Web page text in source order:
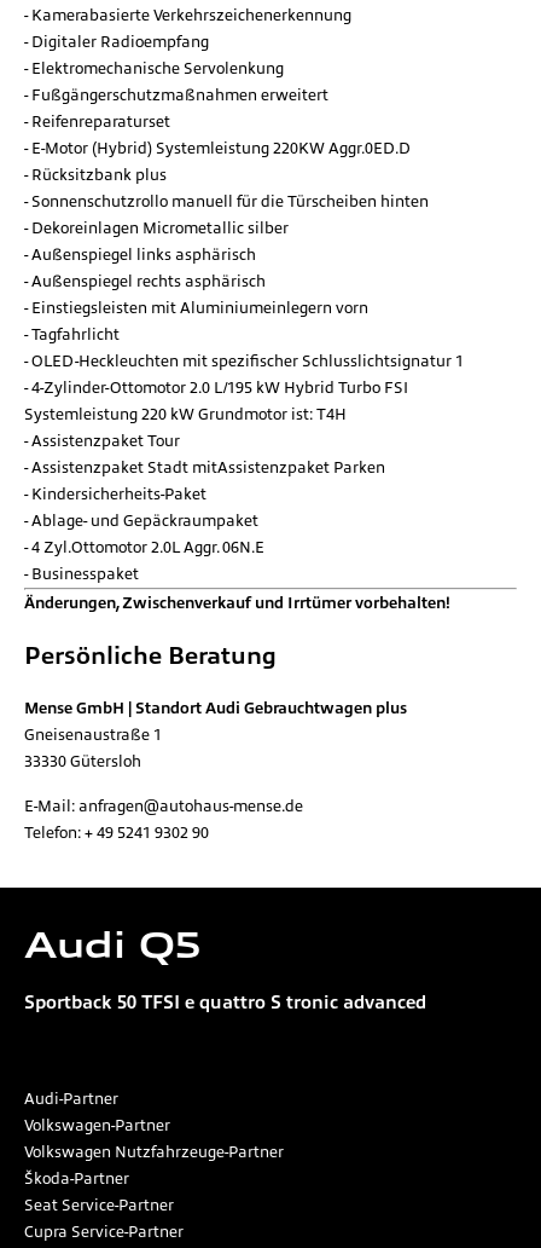
Kamerabasierte Verkehrszeichenerkennung
Digitaler Radioempfang
Elektromechanische Servolenkung
Fußgängerschutzmaßnahmen erweitert
Reifenreparaturset
E-Motor (Hybrid) Systemleistung 220KW Aggr.0ED.D
Rücksitzbank plus
Sonnenschutzrollo manuell für die Türscheiben hinten
Dekoreinlagen Micrometallic silber
Außenspiegel links asphärisch
Außenspiegel rechts asphärisch
Einstiegsleisten mit Aluminiumeinlegern vorn
Tagfahrlicht
OLED-Heckleuchten mit spezifischer Schlusslichtsignatur 1
4-Zylinder-Ottomotor 2.0 L/195 kW Hybrid Turbo FSI
Systemleistung 220 kW Grundmotor ist: T4H
Assistenzpaket Tour
Assistenzpaket Stadt mitAssistenzpaket Parken
Kindersicherheits-Paket
Ablage- und Gepäckraumpaket
4 Zyl.Ottomotor 2.0L Aggr. 06N.E
Businesspaket
Änderungen, Zwischenverkauf und Irrtümer vorbehalten!
Persönliche Beratung
Mense GmbH | Standort Audi Gebrauchtwagen plus
Gneisenaustraße 1
33330 Gütersloh
E-Mail: anfragen@autohaus-mense.de
Telefon: + 49 5241 9302 90
Audi Q5
Sportback 50 TFSI e quattro S tronic advanced
Audi-Partner
Volkswagen-Partner
Volkswagen Nutzfahrzeuge-Partner
Škoda-Partner
Seat Service-Partner
Cupra Service-Partner